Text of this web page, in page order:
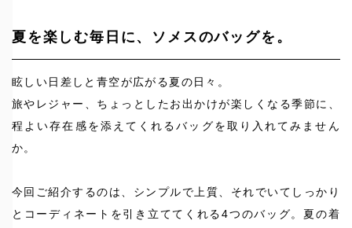
夏を楽しむ毎日に、ソメスのバッグを。
眩しい日差しと青空が広がる夏の日々。
旅やレジャー、ちょっとしたお出かけが楽しくなる季節に、
程よい存在感を添えてくれるバッグを取り入れてみません
か。
今回ご紹介するのは、シンプルで上質、それでいてしっかり
とコーディネートを引き立ててくれる4つのバッグ。夏の着